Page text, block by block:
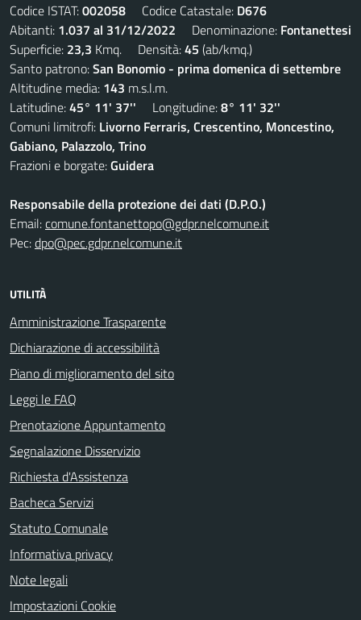
Codice ISTAT:002058 Codice Catastale: D676
Abitanti: 1.037 al 31/12/2022 Denominazione: Fontanettesi
Superficie: 23,3 Kmq. Densità:45 (ab/kmq.)
Santo patrono:San Bonomio - prima domenica di settembre
Altitudine media: 143 m.s.l.m.
Latitudine:45° 11' 37'' Longitudine:8° 11' 32''
Comuni limitrofi: Livorno Ferraris, Crescentino, Moncestino,
Gabiano, Palazzolo, Trino
Frazioni e borgate:Guidera
Responsabile della protezione dei dati (D.P.O.)
Email:comune.fontanettopo@gdpr.nelcomune.it
Pec:dpo@pec.gdpr.nelcomune.it
UTILITÀ
Amministrazione Trasparente
Dichiarazione di accessibilità
Piano di miglioramento del sito
Leggi le FAQ
Prenotazione Appuntamento
Segnalazione Disservizio
Richiesta d'Assistenza
Bacheca Servizi
Statuto Comunale
Informativa privacy
Note legali
Impostazioni Cookie